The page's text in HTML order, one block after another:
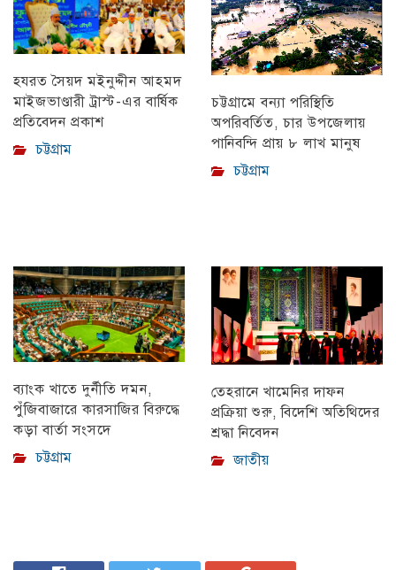
হযরত সৈয়দ মইনুদ্দীন আহমদ
মাইজভাণ্ডারী ট্রাস্ট-এর বার্ষিক
প্রতিবেদন প্রকাশ
চট্টগ্রাম
চট্টগ্রামে বন্যা পরিস্থিতি
অপরিবর্তিত, চার উপজেলায়
পানিবন্দি প্রায় ৮ লাখ মানুষ
চট্টগ্রাম
ব্যাংক খাতে দুর্নীতি দমন,
পুঁজিবাজারে কারসাজির বিরুদ্ধে
কড়া বার্তা সংসদে
চট্টগ্রাম
তেহরানে খামেনির দাফন
প্রক্রিয়া শুরু, বিদেশি অতিথিদের
শ্রদ্ধা নিবেদন
জাতীয়